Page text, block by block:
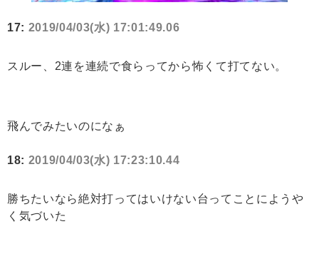
17: 2019/04/03(水) 17:01:49.06
スルー、2連を連続で食らってから怖くて打てない。
飛んでみたいのになぁ
18: 2019/04/03(水) 17:23:10.44
勝ちたいなら絶対打ってはいけない台ってことにようや
く気づいた